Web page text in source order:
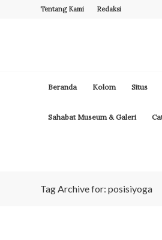
Tentang Kami Redaksi
Beranda Kolom Situs
Sahabat Museum & Galeri
Tag Archive for: posisiyoga